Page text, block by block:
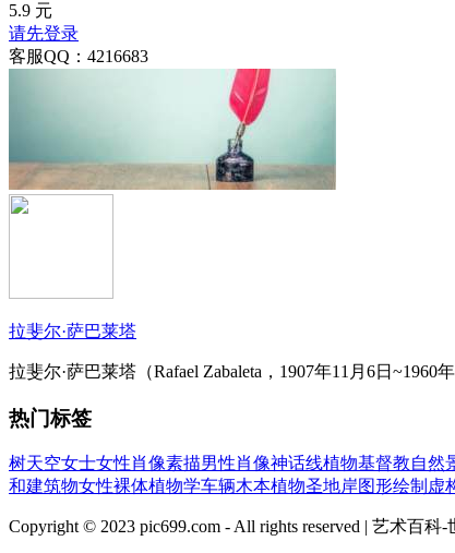
5.9 元
请先登录
客服QQ：4216683
拉斐尔·萨巴莱塔
拉斐尔·萨巴莱塔（Rafael Zabaleta，1907年11月6日
热门标签
树天空女士女性肖像素描男性肖像神话线植物基督教自然
和建筑物女性裸体植物学车辆木本植物圣地岸 图形绘制 虚
Copyright © 2023 pic699.com - All rights reserved | 艺术百